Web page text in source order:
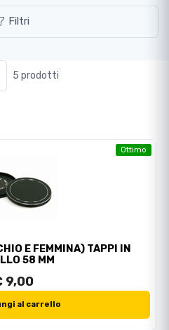
Filtri
5 prodotti
Ottimo
E FEMMINA) TAPPI IN
58 MM
9,00
al carrello